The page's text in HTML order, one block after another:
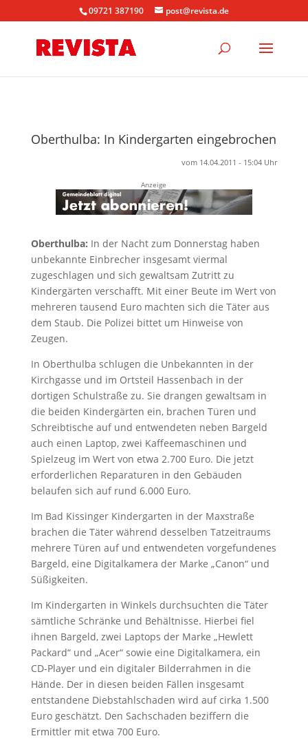
09721 387190 post@revista.de
Oberthulba: In Kindergarten eingebrochen
vom 14.04.2011 - 15:04 Uhr
Anzeige
Oberthulba: In der Nacht zum Donnerstag haben
unbekannte Einbrecher insgesamt viermal
zugeschlagen und sich gewaltsam Zutritt zu
Kindergärten verschafft. Mit einer Beute im Wert von
mehreren tausend Euro machten sich die Täter aus
dem Staub. Die Polizei bittet um Hinweise von
Zeugen.
In Oberthulba schlugen die Unbekannten in der
Kirchgasse und im Ortsteil Hassenbach in der
dortigen Schulstraße zu. Sie drangen gewaltsam in
die beiden Kindergärten ein, brachen Türen und
Schreibtische auf und entwendeten neben Bargeld
auch einen Laptop, zwei Kaffeemaschinen und
Spielzeug im Wert von etwa 2.700 Euro. Die jetzt
erforderlichen Reparaturen in den Gebäuden
belaufen sich auf rund 6.000 Euro.
Im Bad Kissinger Kindergarten in der Maxstraße
brachen die Täter während desselben Tatzeitraums
mehrere Türen auf und entwendeten vorgefundenes
Bargeld, eine Digitalkamera der Marke „Canon“ und
Süßigkeiten.
Im Kindergarten in Winkels durchsuchten die Täter
sämtliche Schränke und Behältnisse. Hierbei fiel
ihnen Bargeld, zwei Laptops der Marke „Hewlett
Packard“ und „Acer“ sowie eine Digitalkamera, ein
CD-Player und ein digitaler Bilderrahmen in die
Hände. Der in diesen beiden Fällen insgesamt
entstandene Diebstahlschaden wird auf cirka 1.500
Euro geschätzt. Den Sachschaden beziffern die
Ermittler mit etwa 700 Euro.